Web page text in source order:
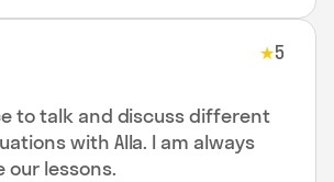
★5
to talk and discuss different
with Alla. I am always
our lessons.